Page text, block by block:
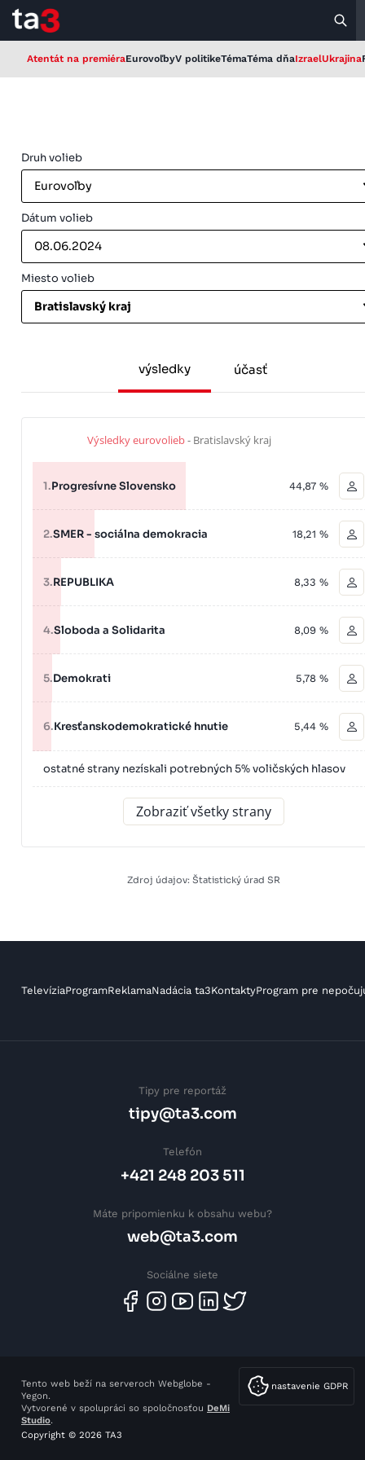
Atentát na premiéraEurovoľbyV politikeTémaTéma dňaIzraelUkrajina
Druh volieb
Eurovoľby
Dátum volieb
08.06.2024
Miesto volieb
Bratislavský kraj
výsledky účasť
Výsledky eurovolieb- Bratislavský kraj
1.Progresívne Slovensko 44,87 %
2.SMER - sociálna demokracia 18,21 %
3.REPUBLIKA 8,33 %
4.Sloboda a Solidarita 8,09 %
5.Demokrati 5,78 %
6.Kresťanskodemokratické hnutie 5,44 %
ostatné strany nezískali potrebných 5% voličských hlasov
Zobraziť všetky strany
Zdroj údajov: Štatistický úrad SR
TelevíziaProgramReklamaNadácia ta3KontaktyProgram pre
Tipy pre reportáž
tipy@ta3.com
Telefón
+421 248 203 511
Máte pripomienku k obsahu webu?
web@ta3.com
Sociálne siete
nastavenie GDPR
Tento web beží na serveroch Webglobe -
Yegon.
Vytvorené v spolupráci so spoločnosťou DeMi
Studio.
Copyright © 2026 TA3